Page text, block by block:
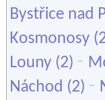
Bystřice nad
Kosmonosy
Louny (2) -
Náchod (2) -